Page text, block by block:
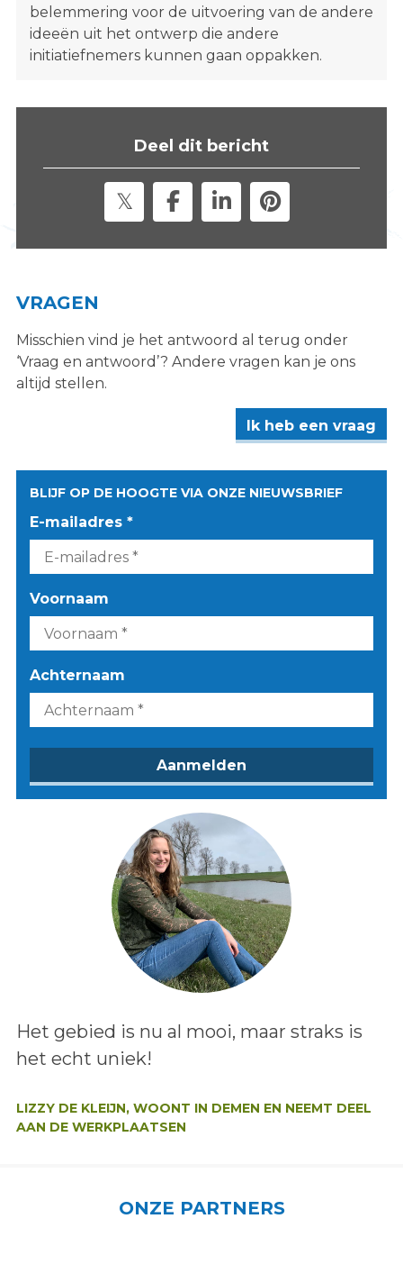
belemmering voor de uitvoering van de andere
ideeën uit het ontwerp die andere
initiatiefnemers kunnen gaan oppakken.
Deel dit bericht
VRAGEN
Misschien vind je het antwoord al terug onder
‘Vraag en antwoord’? Andere vragen kan je ons
altijd stellen.
Ik heb een vraag
BLIJF OP DE HOOGTE VIA ONZE NIEUWSBRIEF
E-mailadres *
Voornaam
Achternaam
Lees het bericht:
Het gebied is nu al mooi, maar straks is
het echt uniek!
LIZZY DE KLEIJN, WOONT IN DEMEN EN NEEMT DEEL
AAN DE WERKPLAATSEN
ONZE PARTNERS